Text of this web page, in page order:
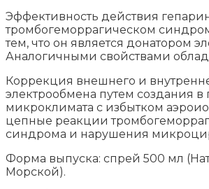
Эффективность действия
тромбогеморрагическом
тем, что он является донатором
Аналогичными свойствами
Коррекция внешнего и
электрообмена путем создания в
микроклимата с избытком
цепные реакции
синдрома и нарушения
Форма выпуска: спрей 500 мл
Морской).